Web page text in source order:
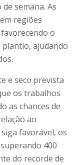
semana. As
regiões
o
ajudando
e seco prevista
os trabalhos
as chances de
ao
favorável, os
400
do recorde de